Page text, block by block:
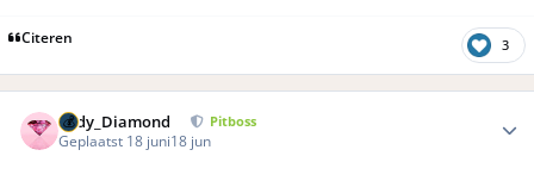
Citeren 3
Lady_Diamond Pitboss
Geplaatst 18 juni18 jun